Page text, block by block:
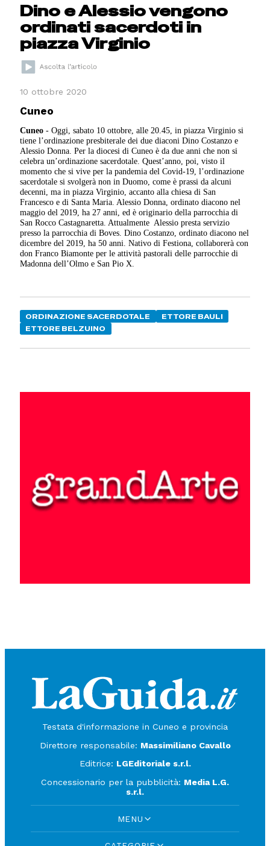
Dino e Alessio vengono
ordinati sacerdoti in
piazza Virginio
10 ottobre 2020
Cuneo
Cuneo - Oggi, sabato 10 ottobre, alle 20.45, in piazza Virginio si
tiene l’ordinazione presbiterale dei due diaconi Dino Costanzo e
Alessio Donna. Per la diocesi di Cuneo è da due anni che non si
celebra un’ordinazione sacerdotale. Quest’anno, poi, visto il
momento che si vive per la pandemia del Covid-19, l’ordinazione
sacerdotale si svolgerà non in Duomo, come è prassi da alcuni
decenni, ma in piazza Virginio, accanto alla chiesa di San
Francesco e di Santa Maria. Alessio Donna, ordinato diacono nel
maggio del 2019, ha 27 anni, ed è originario della parrocchia di
San Rocco Castagnaretta. Attualmente Alessio presta servizio
presso la parrocchia di Boves. Dino Costanzo, ordinato diacono nel
dicembre del 2019, ha 50 anni. Nativo di Festiona, collaborerà con
don Franco Biamonte per le attività pastorali delle parrocchie di
Madonna dell’Olmo e San Pio X.
ORDINAZIONE SACERDOTALE
ETTORE BAULI
ETTORE BELZUINO
Testata d'informazione in Cuneo e provincia
Direttore responsabile: Massimiliano Cavallo
Editrice: LGEditoriale s.r.l.
Concessionario per la pubblicità: Media L.G.
s.r.l.
MENU